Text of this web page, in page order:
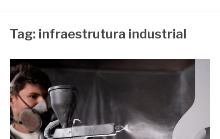
Tag: infraestrutura industrial